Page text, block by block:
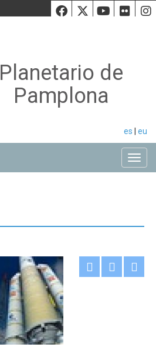
Facebook
Twiiter
Planetario de
Pamplona
es eu